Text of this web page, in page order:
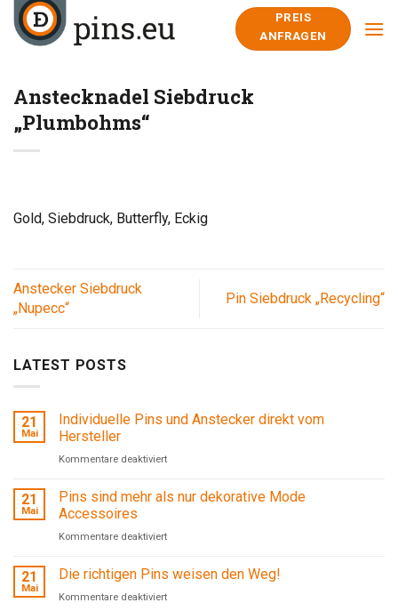
Skip
content
PREIS
ANFRAGEN
Anstecknadel Siebdruck
„Plumbohms“
Gold, Siebdruck, Butterfly, Eckig
Anstecker Siebdruck
„Nupecc“
Pin Siebdruck „Recycling“
LATEST POSTS
21
Mai
Individuelle Pins und Anstecker direkt vom
Hersteller
Kommentare deaktiviertfür
Pins
Anstecker
vom
Hersteller
21
Mai
Pins sind mehr als nur dekorative Mode
Accessoires
Kommentare deaktiviertfür
sind
mehr
21
Mai
Die richtigen Pins weisen den Weg!
Kommentare deaktiviertfür